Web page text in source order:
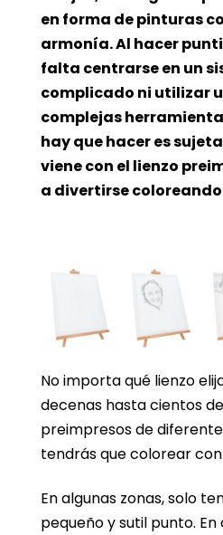
en forma de pinturas
armonía. Al hacer
falta centrarse en un
complicado ni utilizar
complejas
hay que hacer es
viene con el lienzo
a divertirse
No importa qué lienzo
decenas hasta cientos
preimpresos de
tendrás que colorear
En algunas zonas, solo
pequeño y sutil punto.